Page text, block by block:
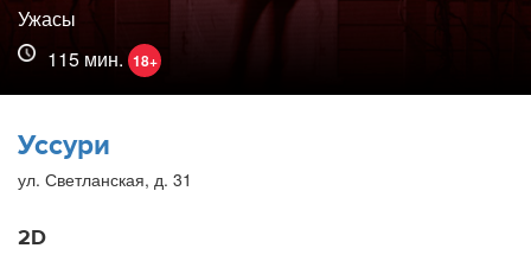
Ужасы
115 мин. 18+
Уссури
ул. Светланская, д. 31
2D